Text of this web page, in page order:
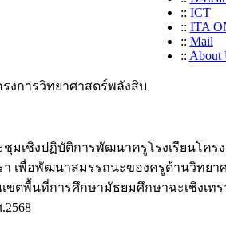
:: ICT
:: ITA
:: Mail
:: About
งการวิทยาศาสตร์พลังสิบ
ชุมเชิงปฏิบัติการพัฒนาครูโรงเรียนโค
า เพื่อพัฒนาสมรรถนะของครูด้านวิทย
ขตพื้นที่การศึกษามัธยมศึกษาฉะเชิงเท